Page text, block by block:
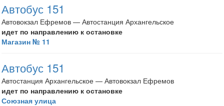
Автобус 151
Автовокзал Ефремов — Автостанция Архангельское
идет по направлению к остановке
Магазин № 11
Автобус 151
Автостанция Архангельское — Автовокзал Ефремов
идет по направлению к остановке
Союзная улица